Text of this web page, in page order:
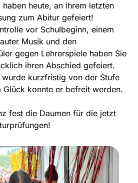
heute, an ihrem letzten
zum Abitur gefeiert!
vor Schulbeginn, einem
Musik und den
gegen Lehrerspiele haben Sie
ihren Abschied gefeiert.
kurzfristig von der Stufe
Glück konnte er befreit werden.
fest die Daumen für die jetzt